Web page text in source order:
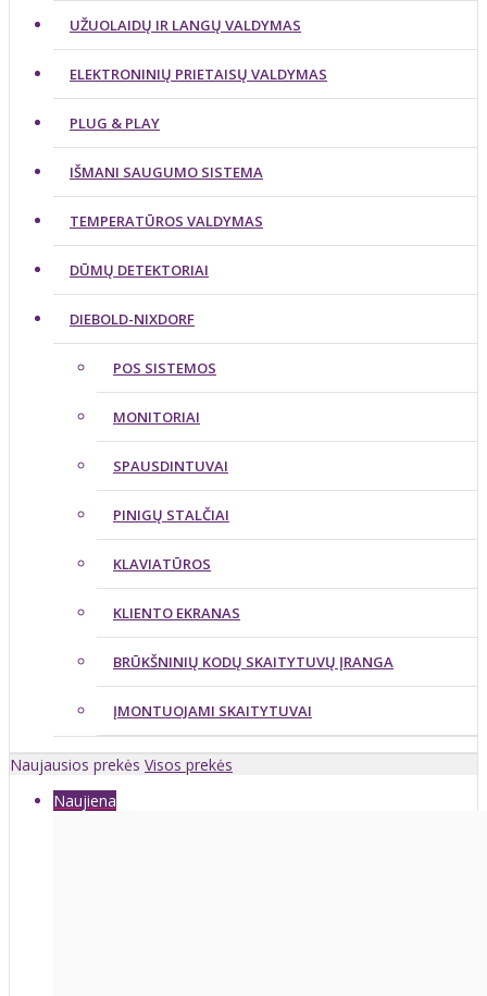
UŽUOLAIDŲ IR LANGŲ VALDYMAS
ELEKTRONINIŲ PRIETAISŲ VALDYMAS
PLUG & PLAY
IŠMANI SAUGUMO SISTEMA
TEMPERATŪROS VALDYMAS
DŪMŲ DETEKTORIAI
DIEBOLD-NIXDORF
POS SISTEMOS
MONITORIAI
SPAUSDINTUVAI
PINIGŲ STALČIAI
KLAVIATŪROS
KLIENTO EKRANAS
BRŪKŠNINIŲ KODŲ SKAITYTUVŲ ĮRANGA
ĮMONTUOJAMI SKAITYTUVAI
Naujausios prekės Visos prekės
Naujiena